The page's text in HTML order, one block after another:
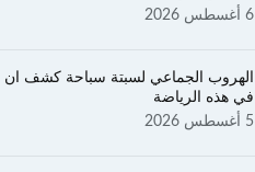
6 أغسطس 2026
الهروب الجماعي لسبتة سباحة كشف
في هذه الرياضة
5 أغسطس 2026